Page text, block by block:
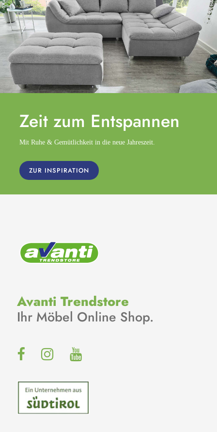
Zeit zum Entspannen
Mit Ruhe & Gemütlichkeit in die neue Jahreszeit.
ZUR INSPIRATION
Avanti Trendstore
Ihr Möbel Online Shop.